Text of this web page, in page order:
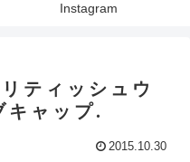
Instagram
ティッシュウ
キャップ.
2015.10.30